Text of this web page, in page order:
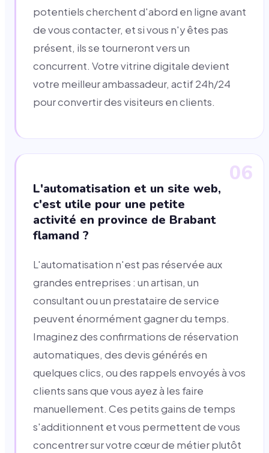
potentiels cherchent d'abord en ligne avant
de vous contacter, et si vous n'y êtes pas
présent, ils se tourneront vers un
concurrent. Votre vitrine digitale devient
votre meilleur ambassadeur, actif 24h/24
pour convertir des visiteurs en clients.
06
L'automatisation et un site web,
c'est utile pour une petite
activité en province de Brabant
flamand ?
L'automatisation n'est pas réservée aux
grandes entreprises : un artisan, un
consultant ou un prestataire de service
peuvent énormément gagner du temps.
Imaginez des confirmations de réservation
automatiques, des devis générés en
quelques clics, ou des rappels envoyés à vos
clients sans que vous ayez à les faire
manuellement. Ces petits gains de temps
s'additionnent et vous permettent de vous
concentrer sur votre cœur de métier plutôt